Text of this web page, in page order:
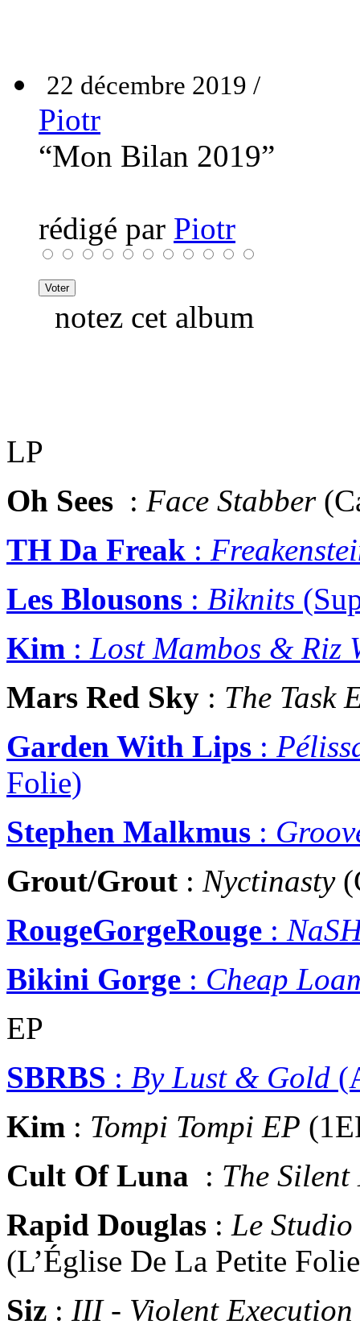
22 décembre 2019 /
Piotr
“Mon Bilan 2019”
rédigé par Piotr
notez cet album
LP
Oh Sees : Face Stabber
TH Da Freak :
Les Blousons : Biknits
Kim : Lost Mambos & Riz
Mars Red Sky : The Task
Garden With Lips :
Folie)
Stephen Malkmus :
Grout/Grout : Nyctinasty
RougeGorgeRouge :
Bikini Gorge : Cheap
EP
SBRBS : By Lust & Gold
Kim : Tompi Tompi EP
Cult Of Luna : The Silent
Rapid Douglas : Le
(L’Église De La Petite
Siz : III - Violent Execution